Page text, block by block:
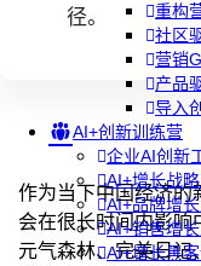
重构
社区
营销
产品
导入
AI+创新训练营
企业AI创新
AI+增长战
AI+品牌增
AI+销售增
AI+增长黑
径。
作为当下中国经济的
会在很长时间内影响
元气森林、完美日记